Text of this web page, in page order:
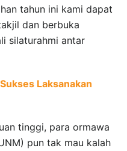
tahun ini kami dapat
dan berbuka
silaturahmi antar
Laksanakan
tinggi, para ormawa
pun tak mau kalah